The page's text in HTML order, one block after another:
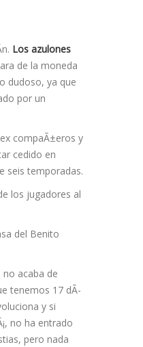
Los azulones
de la moneda
dudoso, ya que
por un
compaÃ±eros y
cedido en
seis temporadas.
los jugadores al
del Benito
acaba de
tenemos 17 dÃ­
y si
no ha entrado
pero nada